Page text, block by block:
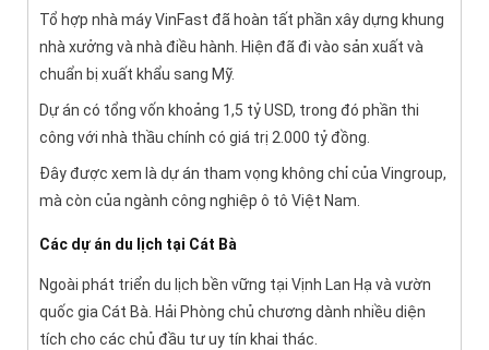
Tổ hợp nhà máy VinFast đã hoàn tất phần xây dựng khung
nhà xưởng và nhà điều hành. Hiện đã đi vào sản xuất và
chuẩn bị xuất khẩu sang Mỹ.
Dự án có tổng vốn khoảng 1,5 tỷ USD, trong đó phần thi
công với nhà thầu chính có giá trị 2.000 tỷ đồng.
Đây được xem là dự án tham vọng không chỉ của Vingroup,
mà còn của ngành công nghiệp ô tô Việt Nam.
Các dự án du lịch tại Cát Bà
Ngoài phát triển du lịch bền vững tại Vịnh Lan Hạ và vườn
quốc gia Cát Bà. Hải Phòng chủ chương dành nhiều diện
tích cho các chủ đầu tư uy tín khai thác.